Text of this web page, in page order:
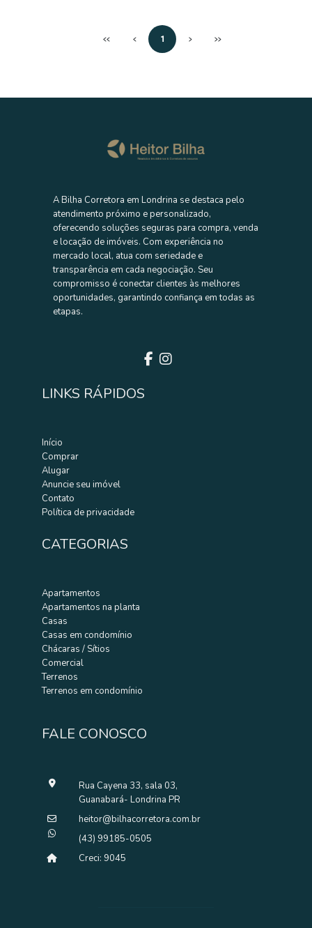
ENTRE EM CONTATO AGORA MESMO
Oportunidade
Venda
TERRENO
TERRENO A VENDA COM PONTO
COMERCIAL EM FRENTE AO CISMEPAR
R$ 350.000,00
Centro - Londrina
zoneamento comercial em localização estratégi...
ENTRE EM CONTATO AGORA MESMO
TERRENO À VENDA – AV. BOCUTI |
LONDRINA
R$ 425.000,00
Santa Rita 1 - Londrina
Terreno à Venda – Av. Bocuti | Londrina/PR Excelente
oportunidade! Terreno com 360 m², localizado n...
360 m² totais
<< < 1 > >>
A Bilha Corretora em Londrina se destaca pelo
atendimento próximo e personalizado,
oferecendo soluções seguras para compra, venda
e locação de imóveis. Com experiência no
mercado local, atua com seriedade e
transparência em cada negociação. Seu
compromisso é conectar clientes às melhores
oportunidades, garantindo confiança em todas as
etapas.
LINKS RÁPIDOS
Início
Comprar
Alugar
Anuncie seu imóvel
Contato
Política de privacidade
CATEGORIAS
Apartamentos
Apartamentos na planta
Casas
Casas em condomínio
Chácaras / Sítios
Comercial
Terrenos
Terrenos em condomínio
FALE CONOSCO
Rua Cayena 33, sala 03,
Guanabará- Londrina PR
heitor@bilhacorretora.com.br
(43) 99185-0505
Creci: 9045